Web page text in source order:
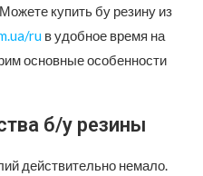
купить бу резину из
ru в удобное время на
основные особенности
б/у резины
действительно немало.